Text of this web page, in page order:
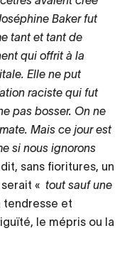
Baker fut
tant et tant de
qui offrit à la
Elle ne put
raciste qui fut
pas bosser. On ne
Mais ce jour est
si nous ignorons
sans fioritures, un
« tout sauf une
tendresse et
le mépris ou la